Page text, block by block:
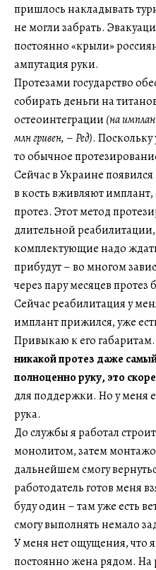
пришлось накладывать
не могли забрать.
постоянно «крыли»
ампутация руки.
Протезами государство
собирать деньги на
остеоинтеграции (на
млн гривен, –Ред).
то обычное
Сейчас в Украине
в кость вживляют
протез. Этот метод
длительной
комплектующие надо
прибудут – во многом
через пару месяцев протез
Сейчас реабилитация у
имплант прижился, уже
Привыкаю к его габаритам.
никакой протез даже
полноценно руку, это
для поддержки. Но у меня
рука.
До службы я работал
монолитом, затем
дальнейшем смогу
работодатель готов меня
буду один – там уже есть
смогу выполнять немало
У меня нет ощущения, что
постоянно жена рядом.